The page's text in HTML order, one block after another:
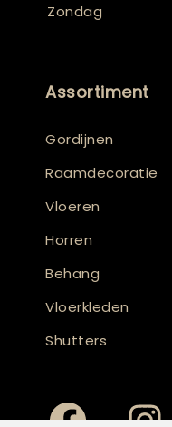
Zondag
Assortiment
Gordijnen
Raamdecoratie
Vloeren
Horren
Behang
Vloerkleden
Shutters